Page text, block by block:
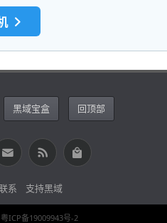
黑域宝盒 回顶部
系 支持黑域
ICP备19009943号-2